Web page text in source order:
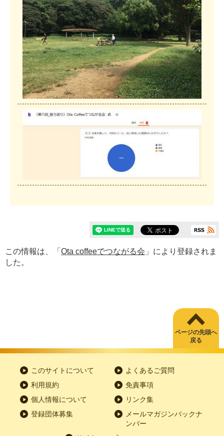
この情報は、「 Ota coffeeでつながる会 」により登録されま
した。
ページの先頭へ
戻る
このサイトについて
よくあるご質問
利用規約
免責事項
個人情報について
リンク集
登録団体募集
メールマガジンバックナ
ンバー